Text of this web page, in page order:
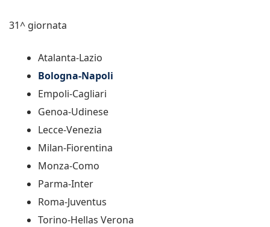
31^ giornata
Atalanta-Lazio
Bologna-Napoli
Empoli-Cagliari
Genoa-Udinese
Lecce-Venezia
Milan-Fiorentina
Monza-Como
Parma-Inter
Roma-Juventus
Torino-Hellas Verona